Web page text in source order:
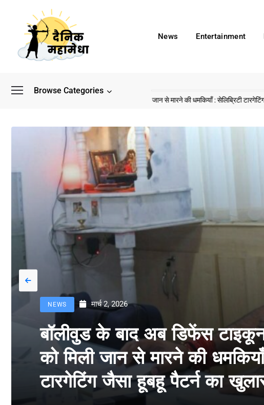
News Entertainment
Browse Categories
बाद अब डिफेंस टाइकून साहिल लूथरा को मिली जान से मारने की धमकियाँ : सेलिब्रिटी टारगेटिंग जैसा हूबहू
NEWS मार्च 2, 2026
बॉलीवुड के बाद अब डिफेंस
को मिली जान से मारने की
टारगेटिंग जैसा हूबहू पैटर्न का